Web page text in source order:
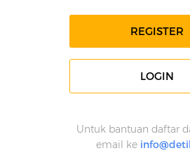
REGISTER
LOGIN
Untuk bantuan daftar
email ke